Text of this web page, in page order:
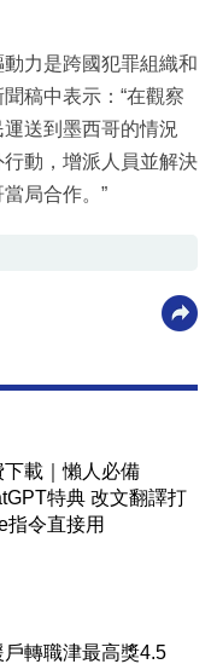
力是跨國犯罪組織和
稿中表示：“在觀察
送到墨西哥的情況
動，增派人員並解決
局合作。”
下載｜懶人必備
特典 改文翻譯打
指令直接用
戶轉職津最高獎4.5